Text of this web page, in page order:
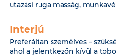
utazási rugalmasság,
Interjú
Preferáltan személyes –
ahol a jelentkezőn kívül a